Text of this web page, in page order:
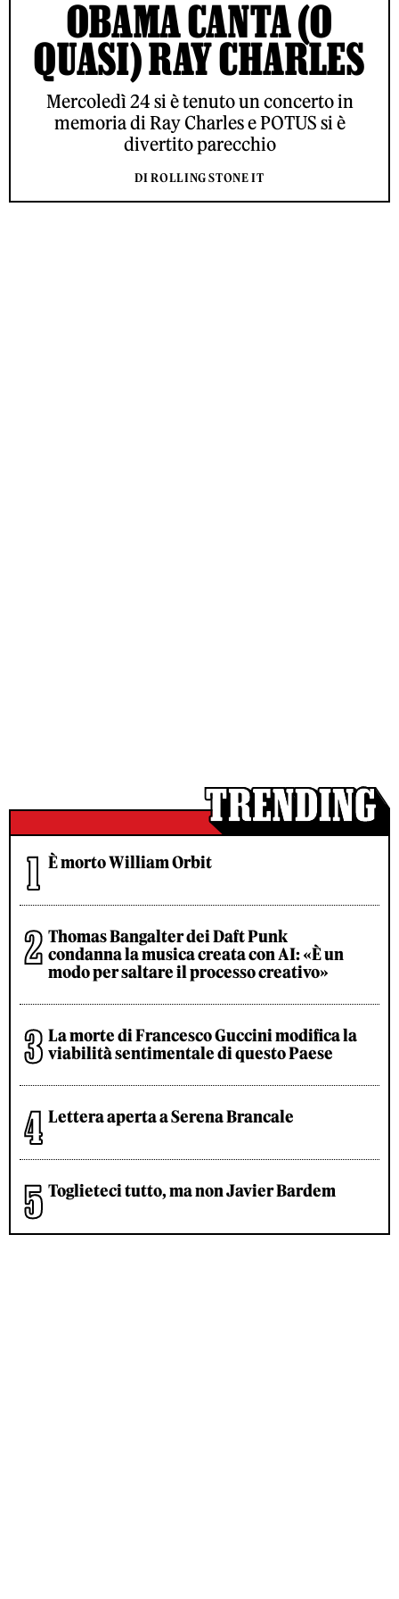
OBAMA CANTA (O
QUASI) RAY CHARLES
Mercoledì 24 si è tenuto un concerto in
memoria di Ray Charles e POTUS si è
divertito parecchio
DI ROLLING STONE IT
È morto William Orbit
Thomas Bangalter dei Daft Punk
condanna la musica creata con AI: «È un
modo per saltare il processo creativo»
La morte di Francesco Guccini modifica la
viabilità sentimentale di questo Paese
Lettera aperta a Serena Brancale
Toglieteci tutto, ma non Javier Bardem